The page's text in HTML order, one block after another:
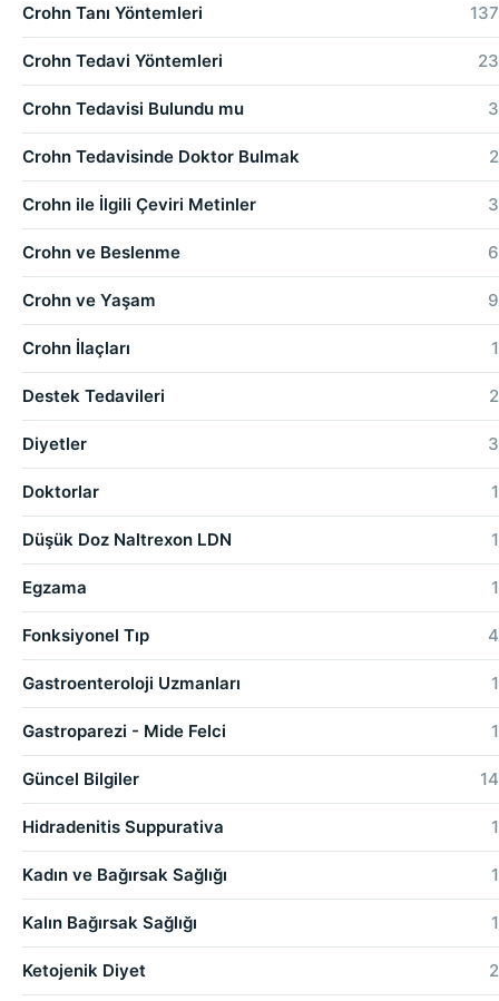
Crohn Tanı Yöntemleri 137
Crohn Tedavi Yöntemleri 23
Crohn Tedavisi Bulundu mu 3
Crohn Tedavisinde Doktor Bulmak 2
Crohn ile İlgili Çeviri Metinler 3
Crohn ve Beslenme 6
Crohn ve Yaşam 9
Crohn İlaçları 1
Destek Tedavileri 2
Diyetler 3
Doktorlar 1
Düşük Doz Naltrexon LDN 1
Egzama 1
Fonksiyonel Tıp 4
Gastroenteroloji Uzmanları 1
Gastroparezi - Mide Felci 1
Güncel Bilgiler 14
Hidradenitis Suppurativa 1
Kadın ve Bağırsak Sağlığı 1
Kalın Bağırsak Sağlığı 1
Ketojenik Diyet 2